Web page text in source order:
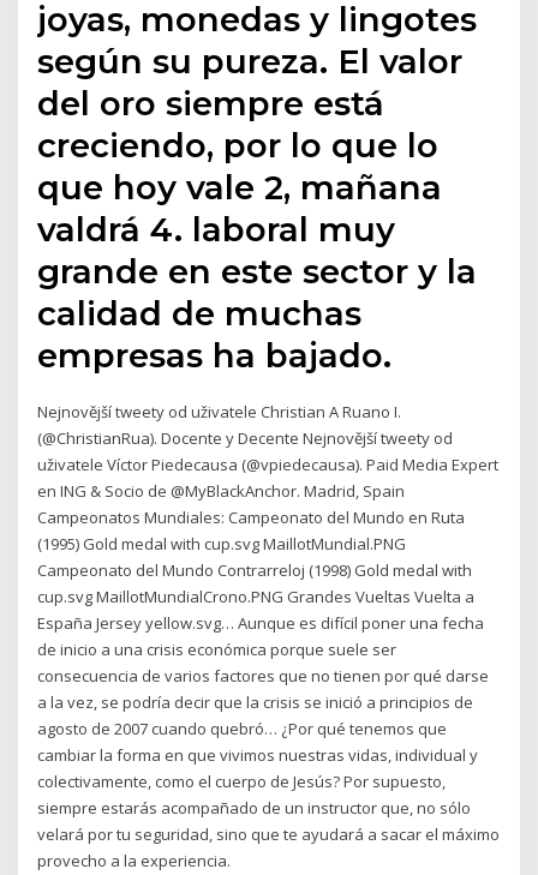
joyas, monedas y lingotes
según su pureza. El valor
del oro siempre está
creciendo, por lo que lo
que hoy vale 2, mañana
valdrá 4. laboral muy
grande en este sector y la
calidad de muchas
empresas ha bajado.
Nejnovější tweety od uživatele Christian A Ruano I.
(@ChristianRua). Docente y Decente Nejnovější tweety od
uživatele Víctor Piedecausa (@vpiedecausa). Paid Media Expert
en ING & Socio de @MyBlackAnchor. Madrid, Spain
Campeonatos Mundiales: Campeonato del Mundo en Ruta
(1995) Gold medal with cup.svg MaillotMundial.PNG
Campeonato del Mundo Contrarreloj (1998) Gold medal with
cup.svg MaillotMundialCrono.PNG Grandes Vueltas Vuelta a
España Jersey yellow.svg… Aunque es difícil poner una fecha
de inicio a una crisis económica porque suele ser
consecuencia de varios factores que no tienen por qué darse
a la vez, se podría decir que la crisis se inició a principios de
agosto de 2007 cuando quebró… ¿Por qué tenemos que
cambiar la forma en que vivimos nuestras vidas, individual y
colectivamente, como el cuerpo de Jesús? Por supuesto,
siempre estarás acompañado de un instructor que, no sólo
velará por tu seguridad, sino que te ayudará a sacar el máximo
provecho a la experiencia.